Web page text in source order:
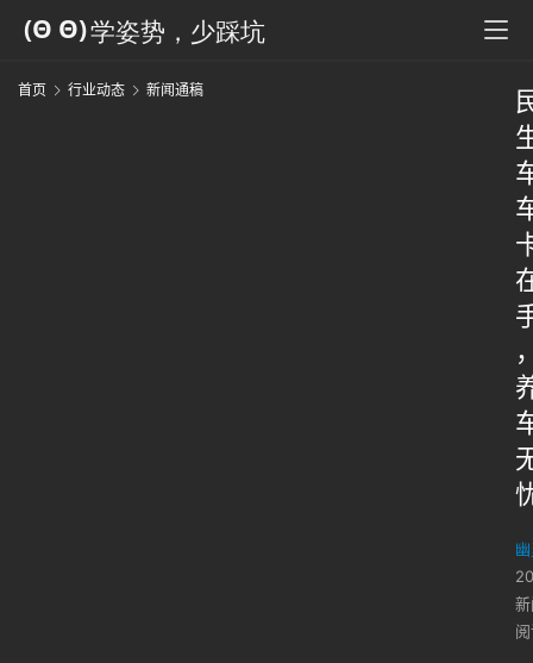
首页 行业动态 新闻通稿